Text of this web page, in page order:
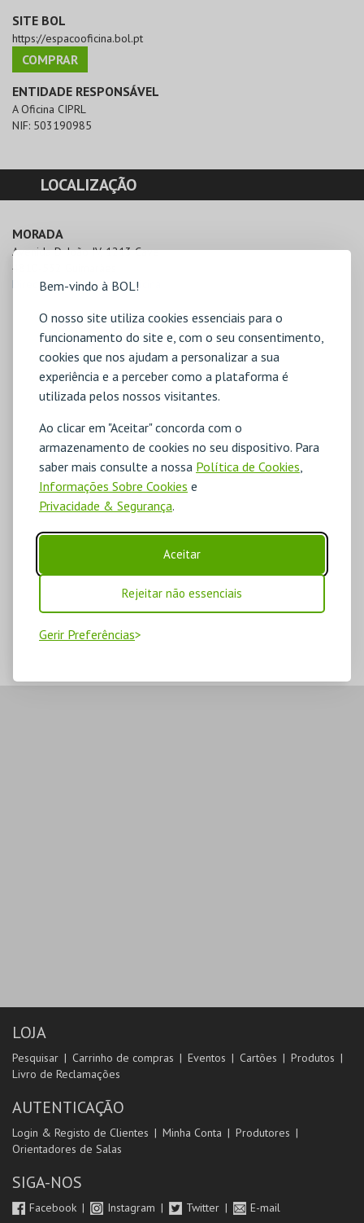
Bem-vindo à BOL!
O nosso site utiliza cookies essenciais para o
funcionamento do site e, com o seu consentimento,
cookies que nos ajudam a personalizar a sua
experiência e a perceber como a plataforma é
utilizada pelos nossos visitantes.
Ao clicar em "Aceitar" concorda com o
armazenamento de cookies no seu dispositivo. Para
saber mais consulte a nossa Política de Cookies
Informações Sobre Cookies e
Privacidade & Segurança.
Aceitar
Rejeitar não essenciais
Gerir Preferências
SITE BOL
https://espacooficina.bol.pt
COMPRAR
ENTIDADE RESPONSÁVEL
A Oficina CIPRL
NIF: 503190985
LOCALIZAÇÃO
MORADA
Avenida D. João IV, 1213 Cave
4810-532 Guimarães
Direcções para Espaço Oficina
LOJA
Pesquisar Carrinho de compras Eventos Cartões
Produtos
Livro de Reclamações
AUTENTICAÇÃO
Login & Registo de Clientes Minha Conta
Produtores
Orientadores de Salas
SIGA-NOS
Facebook Instagram Twitter E-mail